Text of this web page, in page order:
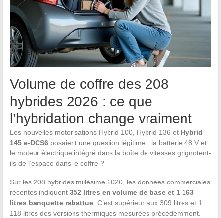
Volume de coffre des 208
hybrides 2026 : ce que
l’hybridation change vraiment
Les nouvelles motorisations Hybrid 100, Hybrid 136 et Hybrid
145 e-DCS6posaient une question légitime : la batterie 48 V et
le moteur électrique intégré dans la boîte de vitesses grignotent-
ils de l’espace dans le coffre ?
Sur les 208 hybrides millésime 2026, les données commerciales
récentes indiquent 352 litres en volume de base et 1 163
litres banquette rabattue. C’est supérieur aux 309 litres et 1
118 litres des versions thermiques mesurées précédemment.